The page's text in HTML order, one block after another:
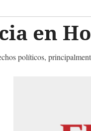
en
políticos,